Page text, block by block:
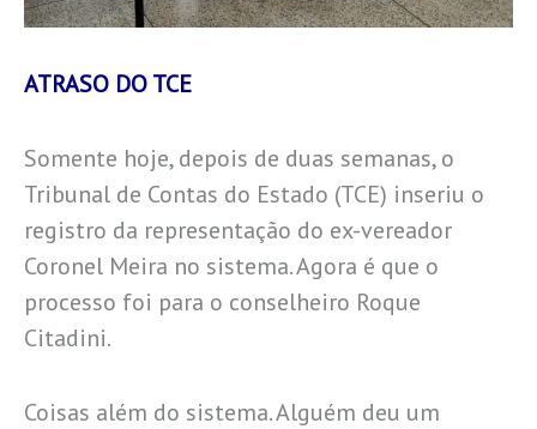
ATRASO DO TCE
Somente hoje, depois de duas semanas, o
Tribunal de Contas do Estado (TCE) inseriu o
registro da representação do ex-vereador
Coronel Meira no sistema. Agora é que o
processo foi para o conselheiro Roque
Citadini.
Coisas além do sistema. Alguém deu um